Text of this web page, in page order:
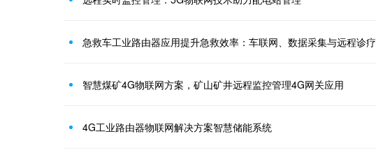
急救车工业路由器应用提升急救效率：车联网、数据采集与远程诊疗
智慧煤矿4G物联网方案，矿山矿井远程监控管理4G网关应用
4G工业路由器物联网解决方案智慧储能系统